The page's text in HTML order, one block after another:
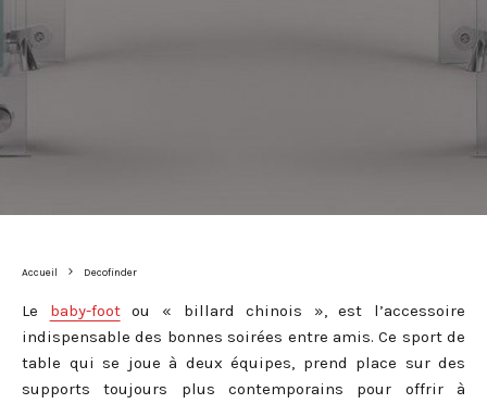
Accueil Decofinder
Le baby-footou « billard chinois », est l’accessoire
indispensable des bonnes soirées entre amis. Ce sport de
table qui se joue à deux équipes, prend place sur des
supports toujours plus contemporains pour offrir à